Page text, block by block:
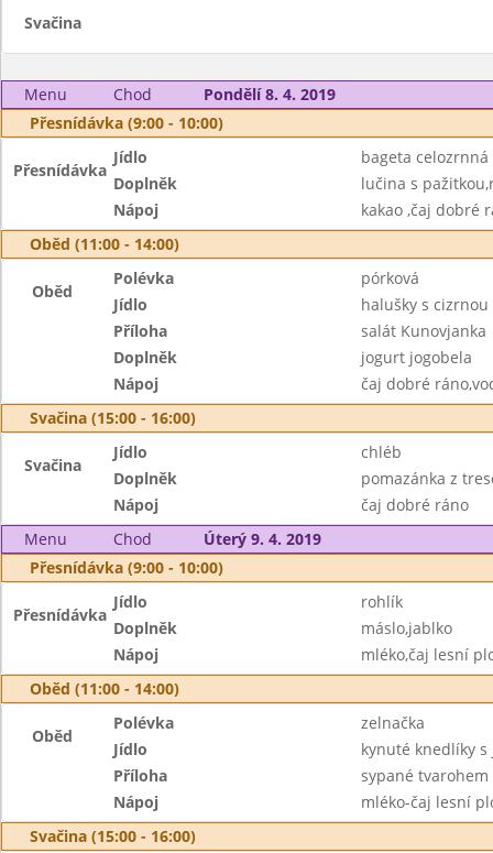
Svačina
Menu Chod
Pondělí 8. 4. 2019
Přesnídávka (9:00 - 10:00)
Přesnídávka
Jídlo
bageta celozrnná
Doplněk
lučina s
Nápoj
kakao ,čaj dobré
Oběd (11:00 - 14:00)
Oběd
Polévka
pórková
Jídlo
halušky s
Příloha
salát Kunovjanka
Doplněk
jogurt jogobela
Nápoj
čaj dobré
Svačina (15:00 - 16:00)
Svačina
Jídlo
chléb
Doplněk
pomazánka z
Nápoj
čaj dobré ráno
Menu
Chod
Úterý 9. 4. 2019
Přesnídávka (9:00 - 10:00)
Přesnídávka
Jídlo
rohlík
Doplněk
máslo,jablko
Nápoj
mléko,čaj lesní
Oběd (11:00 - 14:00)
Oběd
Polévka
zelnačka
Jídlo
kynuté knedlíky
Příloha
sypané
Nápoj
mléko-čaj lesní
Svačina (15:00 - 16:00)